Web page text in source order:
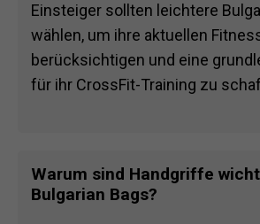
Einsteiger sollten leichtere
wählen, um ihre aktuellen
berücksichtigen und eine
für ihr CrossFit-Training zu
Warum sind Handgriffe
Bulgarian Bags?